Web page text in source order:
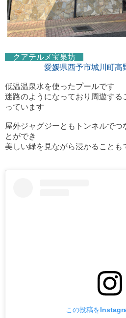
クアテルメ宝泉坊
愛媛県西予市城川町高
低温温泉水を使ったプールです
迷路のようになっており周遊する
っています
屋外ジャグジーともトンネルでつ
とができ
美しい緑を見ながら浸かることも
この投稿を